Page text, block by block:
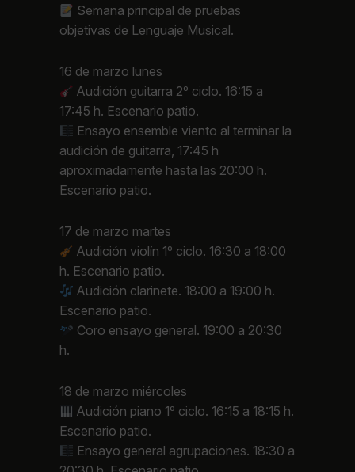
Semana principal de pruebas
objetivas de Lenguaje Musical.
16 de marzo lunes
Audición guitarra 2º ciclo. 16:15 a
17:45 h. Escenario patio.
Ensayo ensemble viento al terminar la
audición de guitarra, 17:45 h
aproximadamente hasta las 20:00 h.
Escenario patio.
17 de marzo martes
Audición violín 1º ciclo. 16:30 a 18:00
h. Escenario patio.
Audición clarinete. 18:00 a 19:00 h.
Escenario patio.
Coro ensayo general. 19:00 a 20:30
h.
18 de marzo miércoles
Audición piano 1º ciclo. 16:15 a 18:15 h.
Escenario patio.
Ensayo general agrupaciones. 18:30 a